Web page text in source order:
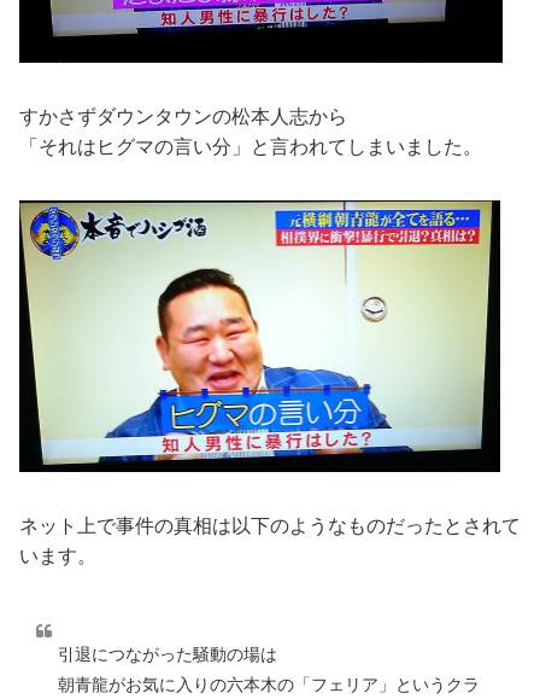
すかさずダウンタウンの松本人志から
「それはヒグマの言い分」と言われてしまいました。
ネット上で事件の真相は以下のようなものだったとされて
います。
引退につながった騒動の場は
朝青龍がお気に入りの六本木の「フェリア」というクラ